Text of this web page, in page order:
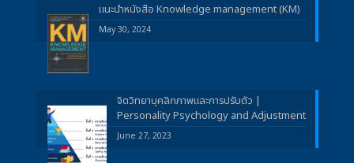
แนะนำหนังสือ Knowledge management (KM)
May 30, 2024
จิตวิทยาบุคลิกภาพและการปรับตัว |
Personality Psychology and Adjustment
June 27, 2023